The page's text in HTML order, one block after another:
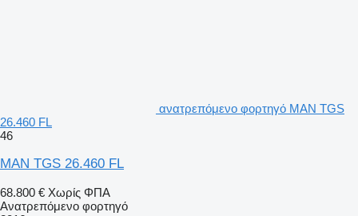
ανατρεπόμενο φορτηγό MAN TGS
26.460 FL
46
MAN TGS 26.460 FL
68.800 € Χωρίς ΦΠΑ
Ανατρεπόμενο φορτηγό